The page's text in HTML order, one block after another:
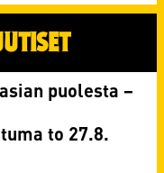
puolesta –
to 27.8.